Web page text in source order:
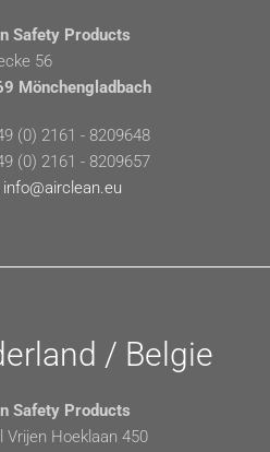
Safety Products
56
Mönchengladbach
(0) 2161 - 8209648
(0) 2161 - 8209657
info@airclean.eu
/ Belgie
Safety Products
Vrijen Hoeklaan 450